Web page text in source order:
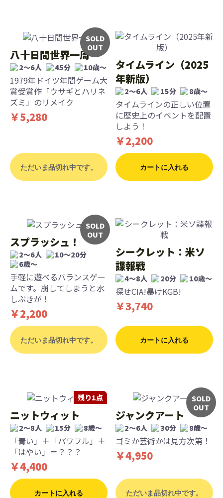
SOLD
OUT
八十日間世界一周
2～6人 45分 10歳〜
1979年ドイツ年間ゲーム大
賞受賞作「ウサギとハリネ
ズミ」のリメイク
￥5,280
ただいま品切れ中です。
タイムライン（2025
年新版）
2〜6人 15分 8歳〜
タイムラインの正しい位置
に歴史上のイベントを配置
しよう！
￥2,200
カートに入れる
SOLD
OUT
スプラッシュ！
2～6人
10～20分
6歳〜
手軽に遊べるバランスゲー
ムです。崩してしまうと水
しぶきが！
￥2,200
ただいま品切れ中です。
シークレット：米ソ
諜報戦
4～8人 20分 10歳〜
探せCIA!暴けKGB!
￥3,740
カートに入れる
残り1点
ニットウィット
2～8人 15分 8歳〜
「青い」＋「パワフル」＋
「はやい」＝？？？
￥4,400
カートに入れる
SOLD
OUT
ジャンクアート
2～6人 30分 8歳〜
ゴミか芸術かは見方次第！
￥4,950
ただいま品切れ中です。